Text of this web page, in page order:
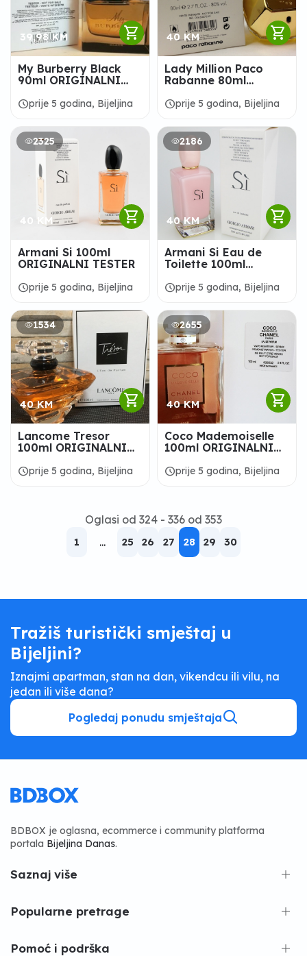
39,98 KM shopping_cart
My Burberry Black
90ml ORIGINALNI
scheduleprije 5 godina, Bijeljina
40 KM shopping_cart
Lady Million Paco
Rabanne 80ml
scheduleprije 5 godina, Bijeljina
2325
40 KM shopping_cart
Armani Si 100ml
ORIGINALNI TESTER
scheduleprije 5 godina, Bijeljina
2186
40 KM shopping_cart
Armani Si Eau de
Toilette 100ml
scheduleprije 5 godina, Bijeljina
1534
40 KM shopping_cart
Lancome Tresor
100ml ORIGINALNI
scheduleprije 5 godina, Bijeljina
2655
40 KM shopping_cart
Coco Mademoiselle
100ml ORIGINALNI
scheduleprije 5 godina, Bijeljina
Oglasi od 324 - 336 od 353
1 ... 25 26 27 28 29 30
Tražiš turistički smještaj u
Bijeljini?
Iznajmi apartman, stan na dan, vikendcu ili vilu, na
jedan ili više dana?
Pogledaj ponudu smještaja
BDBOX je oglasna, ecommerce i community platforma
portala Bijeljina Danas.
Saznaj više
Popularne pretrage
Pomoć i podrška